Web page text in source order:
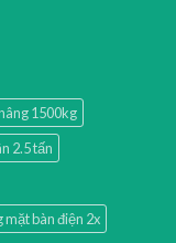
1500kg
2.5 tấn
mặt bàn điện 2x